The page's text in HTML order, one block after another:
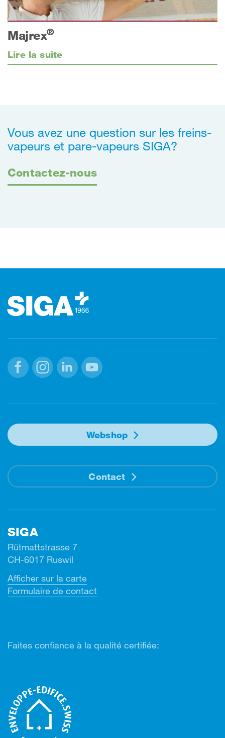
Majrex®
Lire la suite
Vous avez une question sur les freins-
vapeurs et pare-vapeurs SIGA?
Contactez-nous
Webshop
Contact
SIGA
Rütmattstrasse 7
CH-6017 Ruswil
Afficher sur la carte
Formulaire de contact
Faites confiance à la qualité certifiée: